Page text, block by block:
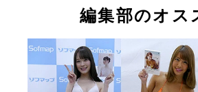
編集部のオス